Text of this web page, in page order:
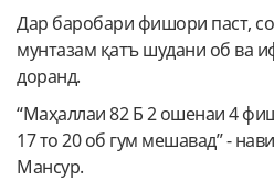
Дар баробари фишори паст,
мунтазам қатъ шудани об ва
доранд.
“Маҳаллаи 82 Б 2 ошенаи 4
17 то 20 об гум мешавад” -
Мансур.